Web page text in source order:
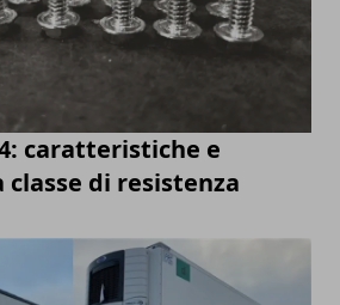
caratteristiche e
di resistenza